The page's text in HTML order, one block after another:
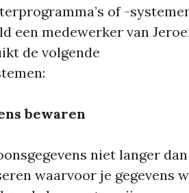
of -
een medewerker van
de volgende
bewaren
niet langer
waarvoor je gegevens